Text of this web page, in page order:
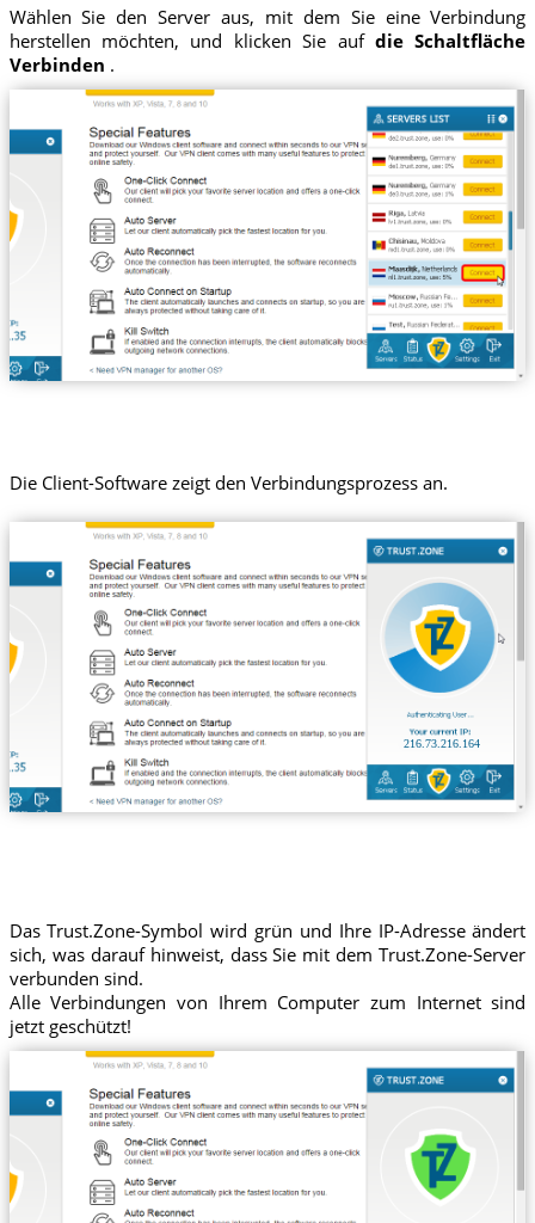
Wählen Sie den Server aus, mit dem Sie eine Verbindung
herstellen möchten, und klicken Sie aufdie Schaltfläche
Verbinden .
Die Client-Software zeigt den Verbindungsprozess an.
216.73.216.164
Das Trust.Zone-Symbol wird grün und Ihre IP-Adresse ändert
sich, was darauf hinweist, dass Sie mit dem Trust.Zone-Server
verbunden sind.
Alle Verbindungen von Ihrem Computer zum Internet sind
jetzt geschützt!